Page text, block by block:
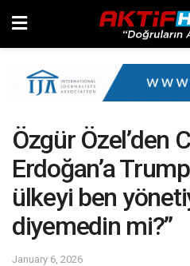
Özgür Özel’den
Erdoğan’a
ülkeyi ben
diyemedin mi?”
January 6, 2026